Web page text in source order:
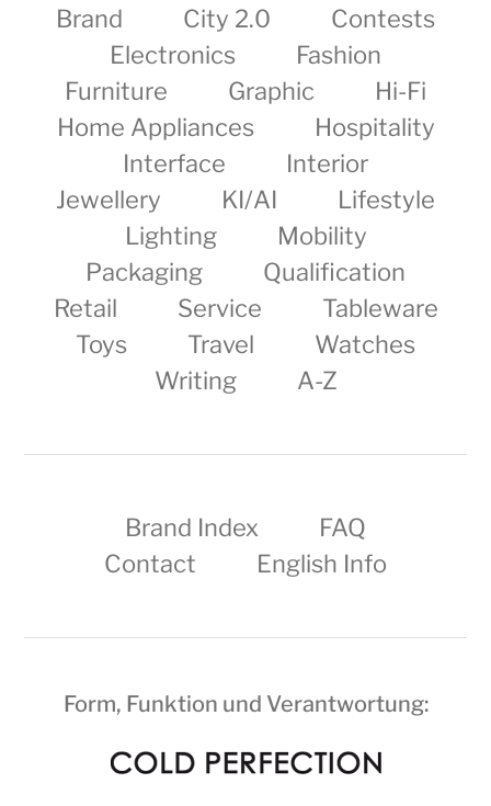
Brand
City 2.0
Contests
Electronics
Fashion
Furniture
Graphic
Hi-Fi
Home Appliances
Hospitality
Interface
Interior
Jewellery
KI/AI
Lifestyle
Lighting
Mobility
Packaging
Qualification
Retail
Service
Tableware
Toys
Travel
Watches
Writing
A-Z
Brand Index
FAQ
Contact
English Info
Form, Funktion und Verantwortung: